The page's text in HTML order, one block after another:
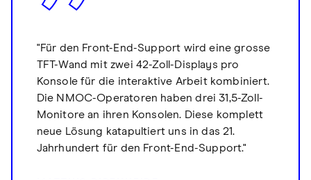
"Für den Front-End-Support wird eine grosse
TFT-Wand mit zwei 42-Zoll-Displays pro
Konsole für die interaktive Arbeit kombiniert.
Die NMOC-Operatoren haben drei 31,5-Zoll-
Monitore an ihren Konsolen. Diese komplett
neue Lösung katapultiert uns in das 21.
Jahrhundert für den Front-End-Support."